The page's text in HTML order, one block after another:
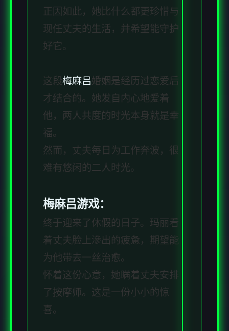
正因如此，她比什么都更珍惜与
现任丈夫的生活，并希望能守护
好它。
这段梅麻吕婚姻是经历过恋爱后
才结合的。她发自内心地爱着
他，两人共度的时光本身就是幸
福。
然而，丈夫每日为工作奔波，很
难有悠闲的二人时光。
梅麻吕游戏：
终于迎来了休假的日子。玛丽看
着丈夫脸上滲出的疲惫，期望能
为他带去一丝治愈。
怀着这份心意，她瞒着丈夫安排
了按摩师。这是一份小小的惊
喜。